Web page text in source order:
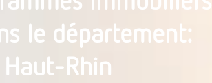
le département:
Haut-Rhin